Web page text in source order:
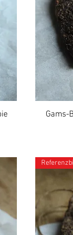
Gams-